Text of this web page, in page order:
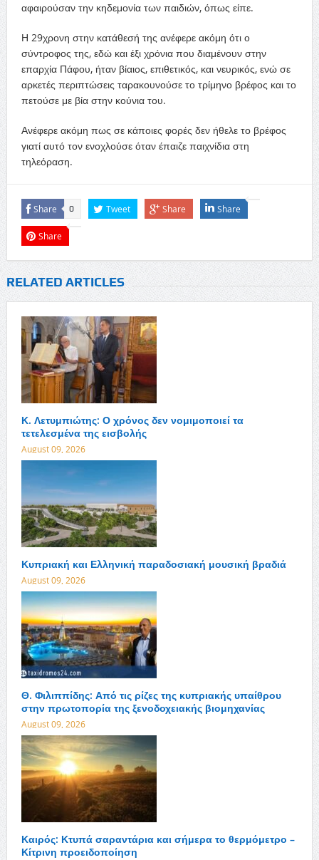
αφαιρούσαν την κηδεμονία των παιδιών, όπως είπε.
Η 29χρονη στην κατάθεσή της ανέφερε ακόμη ότι ο
σύντροφος της, εδώ και έξι χρόνια που διαμένουν στην
επαρχία Πάφου, ήταν βίαιος, επιθετικός, και νευρικός, ενώ σε
αρκετές περιπτώσεις ταρακουνούσε το τρίμηνο βρέφος και το
πετούσε με βία στην κούνια του.
Ανέφερε ακόμη πως σε κάποιες φορές δεν ήθελε το βρέφος
γιατί αυτό τον ενοχλούσε όταν έπαιζε παιχνίδια στη
τηλεόραση.
Share 0 Tweet Share Share
Share
RELATED ARTICLES
Κ. Λετυμπιώτης: Ο χρόνος δεν νομιμοποιεί τα
τετελεσμένα της εισβολής
August 09, 2026
Κυπριακή και Ελληνική παραδοσιακή μουσική βραδιά
August 09, 2026
Θ. Φιλιππίδης: Από τις ρίζες της κυπριακής υπαίθρου
στην πρωτοπορία της ξενοδοχειακής βιομηχανίας
August 09, 2026
Καιρός: Κτυπά σαραντάρια και σήμερα το θερμόμετρο –
Κίτρινη προειδοποίηση